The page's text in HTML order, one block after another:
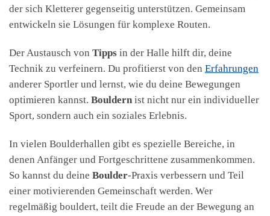
der sich Kletterer gegenseitig unterstützen. Gemeinsam
entwickeln sie Lösungen für komplexe Routen.
Der Austausch von Tipps in der Halle hilft dir, deine
Technik zu verfeinern. Du profitierst von den Erfahrungen
anderer Sportler und lernst, wie du deine Bewegungen
optimieren kannst. Bouldern ist nicht nur ein individueller
Sport, sondern auch ein soziales Erlebnis.
In vielen Boulderhallen gibt es spezielle Bereiche, in
denen Anfänger und Fortgeschrittene zusammenkommen.
So kannst du deine Boulder-Praxis verbessern und Teil
einer motivierenden Gemeinschaft werden. Wer
regelmäßig bouldert, teilt die Freude an der Bewegung an